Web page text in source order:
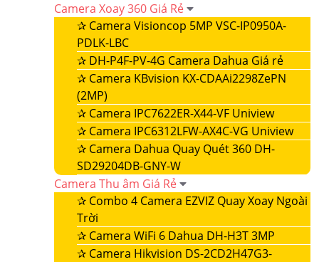
Camera Xoay 360 Giá Rẻ
✰ Camera Visioncop 5MP VSC-IP0950A-
PDLK-LBC
✰ DH-P4F-PV-4G Camera Dahua Giá rẻ
✰ Camera KBvision KX-CDAAi2298ZePN
(2MP)
✰ Camera IPC7622ER-X44-VF Uniview
✰ Camera IPC6312LFW-AX4C-VG Uniview
✰ Camera Dahua Quay Quét 360 DH-
SD29204DB-GNY-W
Camera Thu âm Giá Rẻ
✰ Combo 4 Camera EZVIZ Quay Xoay Ngoài
Trời
✰ Camera WiFi 6 Dahua DH-H3T 3MP
✰ Camera Hikvision DS-2CD2H47G3-